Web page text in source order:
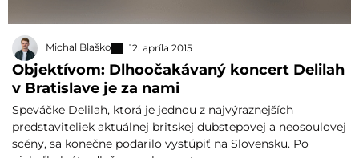
Michal Blaško 12. apríla 2015
Objektívom: Dlhoočakávaný koncert Delilah
v Bratislave je za nami
Speváčke Delilah, ktorá je jednou z najvýraznejších
predstaviteliek aktuálnej britskej dubstepovej a neosoulovej
scény, sa konečne podarilo vystúpiť na Slovensku. Po